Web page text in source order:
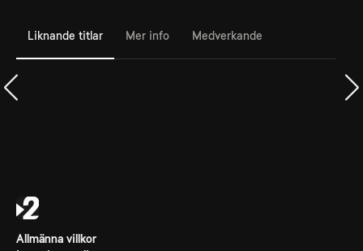
Liknande titlar Mer info Medverkande
Allmänna villkor